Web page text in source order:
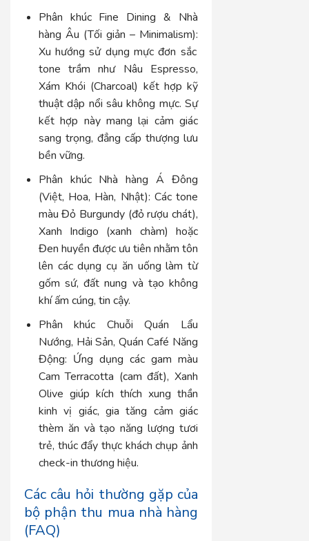
Phân khúc Fine Dining & Nhà
hàng Âu (Tối giản – Minimalism):
Xu hướng sử dụng mực đơn sắc
tone trầm như Nâu Espresso,
Xám Khói (Charcoal) kết hợp kỹ
thuật dập nổi sâu không mực. Sự
kết hợp này mang lại cảm giác
sang trọng, đẳng cấp thượng lưu
bền vững.
Phân khúc Nhà hàng Á Đông
(Việt, Hoa, Hàn, Nhật): Các tone
màu Đỏ Burgundy (đỏ rượu chát),
Xanh Indigo (xanh chàm) hoặc
Đen huyền được ưu tiên nhằm tôn
lên các dụng cụ ăn uống làm từ
gốm sứ, đất nung và tạo không
khí ấm cúng, tin cậy.
Phân khúc Chuỗi Quán Lẩu
Nướng, Hải Sản, Quán Café Năng
Động: Ứng dụng các gam màu
Cam Terracotta (cam đất), Xanh
Olive giúp kích thích xung thần
kinh vị giác, gia tăng cảm giác
thèm ăn và tạo năng lượng tươi
trẻ, thúc đẩy thực khách chụp ảnh
check-in thương hiệu.
Các câu hỏi thường gặp của
bộ phận thu mua nhà hàng
(FAQ)